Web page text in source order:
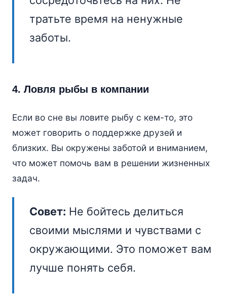
тратьте время на ненужные
заботы.
4. Ловля рыбы в компании
Если во сне вы ловите рыбу с кем-то, это
может говорить о поддержке друзей и
близких. Вы окружены заботой и вниманием,
что может помочь вам в решении жизненных
задач.
Совет: Не бойтесь делиться
своими мыслями и чувствами с
окружающими. Это поможет вам
лучше понять себя.